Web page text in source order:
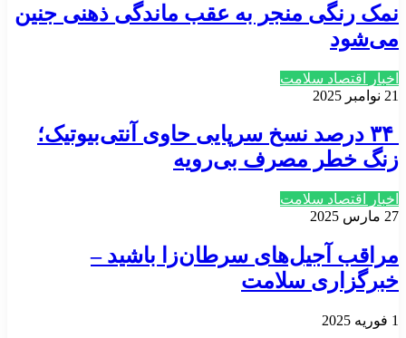
نمک رنگی منجر به عقب ماندگی ذهنی جنین
می‌شود
اخبار اقتصاد سلامت
21 نوامبر 2025
۳۴ درصد نسخ سرپایی حاوی آنتی‌بیوتیک؛
زنگ خطر مصرف بی‌رویه
اخبار اقتصاد سلامت
27 مارس 2025
مراقب آجیل‌های سرطان‌زا باشید –
خبرگزاری سلامت
1 فوریه 2025